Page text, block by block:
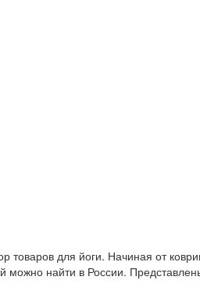
для йоги. Начиная от
можно найти в России.